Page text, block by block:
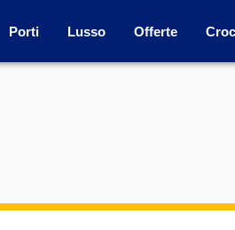
Porti Lusso Offerte